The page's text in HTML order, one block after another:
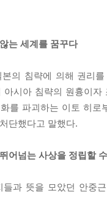
는 세계를 꿈꾸다
의 침략에 의해 권리
아시아 침략의 원흉이
를 파괴하는 이토 히
단했다고 말했다.
어넘는 사상을 정립할
들과 뜻을 모았던 안중